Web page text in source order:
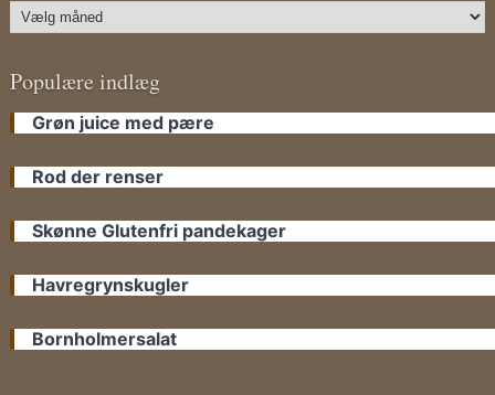
Populære indlæg
Grøn juice med pære
Rod der renser
Skønne Glutenfri pandekager
Havregrynskugler
Bornholmersalat